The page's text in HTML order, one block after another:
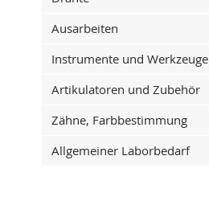
Ausarbeiten
Instrumente und Werkzeuge
Artikulatoren und Zubehör
Zähne, Farbbestimmung
Allgemeiner Laborbedarf